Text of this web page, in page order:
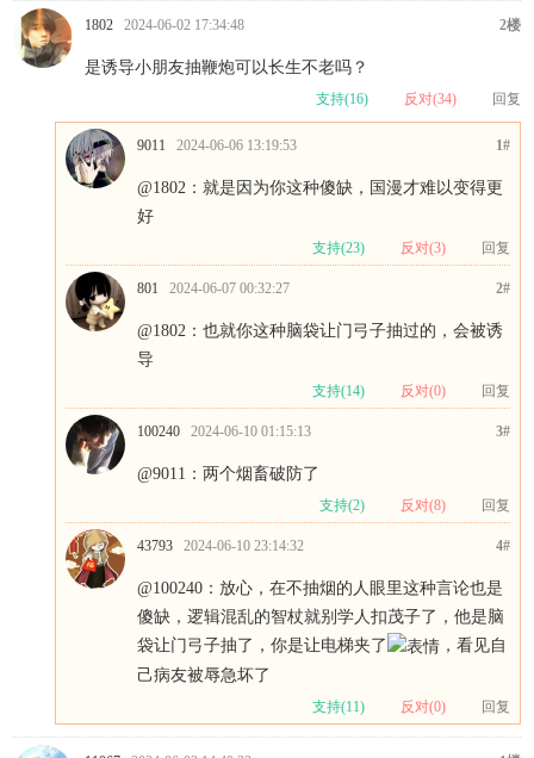
2楼
1802 2024-06-02 17:34:48
是诱导小朋友抽鞭炮可以长生不老吗？
支持(16) 反对(34) 回复
1#
9011 2024-06-06 13:19:53
@1802 ：就是因为你这种傻缺，国漫才难以变得更
好
支持(23) 反对(3) 回复
2#
801 2024-06-07 00:32:27
@1802 ：也就你这种脑袋让门弓子抽过的，会被诱
导
支持(14) 反对(0) 回复
3#
100240 2024-06-10 01:15:13
@9011 ：两个烟畜破防了
支持(2) 反对(8) 回复
4#
43793 2024-06-10 23:14:32
@100240 ：放心，在不抽烟的人眼里这种言论也是
傻缺，逻辑混乱的智杖就别学人扣茂子了，他是脑
袋让门弓子抽了，你是让电梯夹了
，看见自
己病友被辱急坏了
支持(11) 反对(0) 回复